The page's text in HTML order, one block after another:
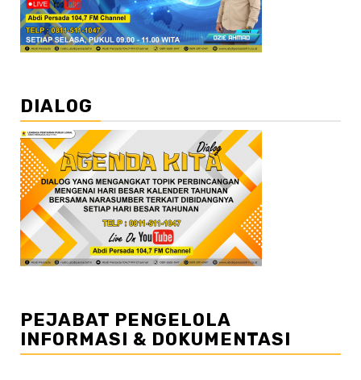
DIALOG
PEJABAT PENGELOLA
INFORMASI & DOKUMENTASI